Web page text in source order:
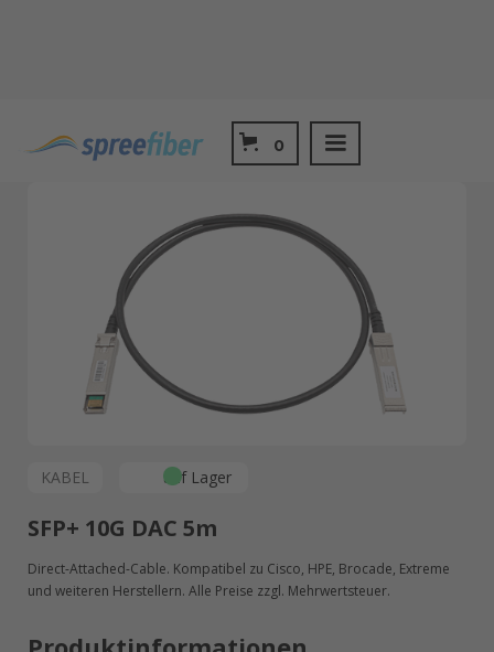
0
DAC und AOC Kabel
SFP+ 10G DAC 5m
KABEL auf Lager
SFP+ 10G DAC 5m
Direct-Attached-Cable. Kompatibel zu Cisco, HPE, Brocade, Extreme
und weiteren Herstellern. Alle Preise zzgl. Mehrwertsteuer.